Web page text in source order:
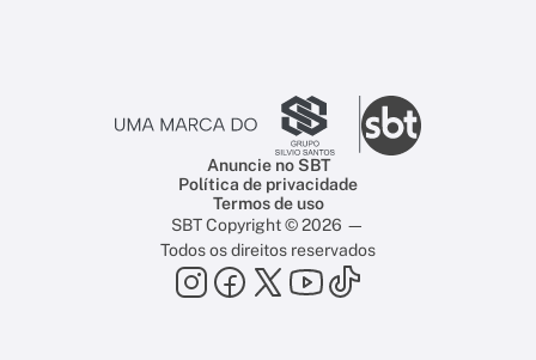
Anuncie no SBT
Política de privacidade
Termos de uso
SBT Copyright © 2026 —
Todos os direitos reservados